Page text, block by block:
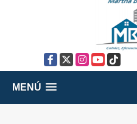
Facebook
X Instagram
YouTube
TikTok
MENÚ